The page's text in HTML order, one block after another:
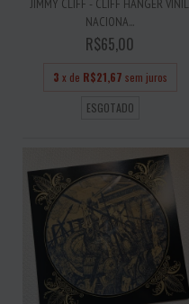
JIMMY CLIFF - CLIFF HANGER VINIL
NACIONA...
R$65,00
3 x de R$21,67 sem juros
ESGOTADO